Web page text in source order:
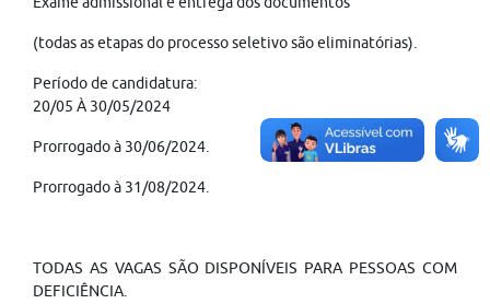
(todas as etapas do processo seletivo são eliminatórias).
Período de candidatura:
20/05 À 30/05/2024
Prorrogado à 30/06/2024.
Prorrogado à 31/08/2024.
TODAS AS VAGAS SÃO DISPONÍVEIS PARA PESSOAS COM
DEFICIÊNCIA.